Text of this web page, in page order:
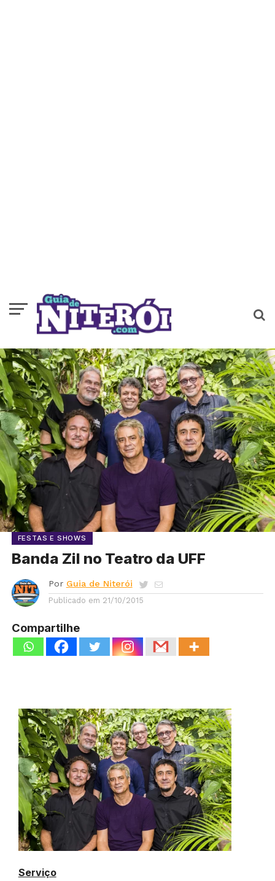
FESTAS E SHOWS
Banda Zil no Teatro da UFF
Por Guia de Niterói
Publicado em 21/10/2015
Compartilhe
Serviço